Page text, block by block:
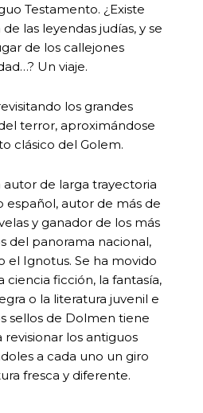
Testamento. ¿Existe
las leyendas judías, y se
de los callejones
Un viaje.
los grandes
terror, aproximándose
clásico del Golem.
autor de larga trayectoria
español, autor de más de
y ganador de los más
del panorama nacional,
el Ignotus. Se ha movido
ciencia ficción, la fantasía,
o la literatura juvenil e
sellos de Dolmen tiene
revisionar los antiguos
a cada uno un giro
fresca y diferente.